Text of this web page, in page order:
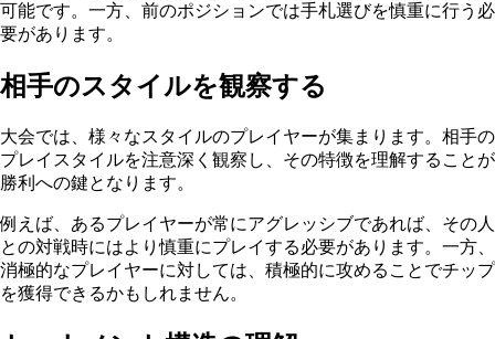
可能です。一方、前のポジションでは手札選びを慎重に行う必
要があります。
相手のスタイルを観察する
大会では、様々なスタイルのプレイヤーが集まります。相手の
プレイスタイルを注意深く観察し、その特徴を理解することが
勝利への鍵となります。
例えば、あるプレイヤーが常にアグレッシブであれば、その人
との対戦時にはより慎重にプレイする必要があります。一方、
消極的なプレイヤーに対しては、積極的に攻めることでチップ
を獲得できるかもしれません。